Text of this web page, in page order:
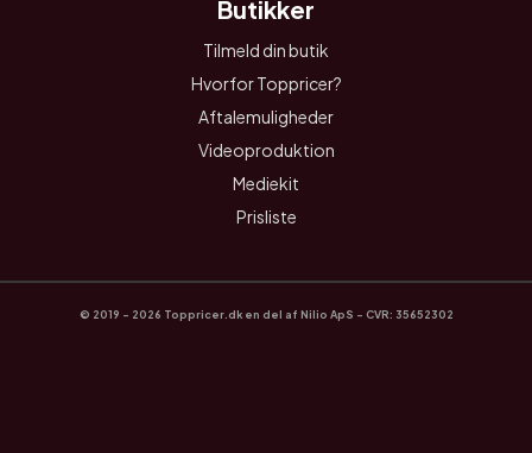
Butikker
Tilmeld din butik
Hvorfor Toppricer?
Aftalemuligheder
Videoproduktion
Mediekit
Prisliste
© 2019 - 2026 Toppricer.dk en del af Nilio ApS - CVR: 35652302